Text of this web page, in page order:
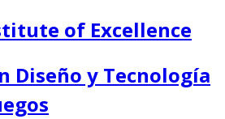
of Excellence
Diseño y Tecnología